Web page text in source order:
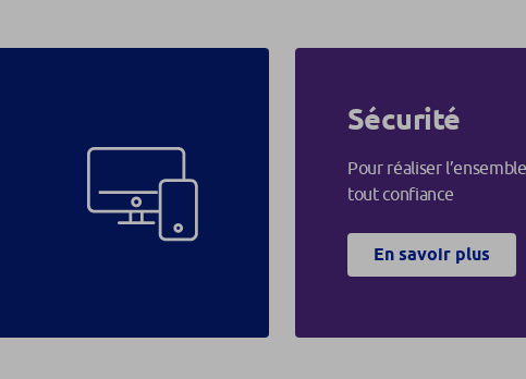
Sécurité
Pour réaliser
tout confiance
En savoir plus